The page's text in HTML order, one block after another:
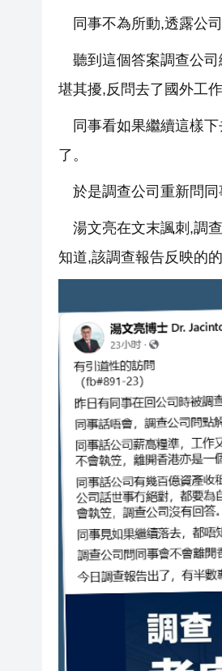
同事不為所動,透露公
聽到這個答案調查公司
堪其擾,反問去了國外工
同事看如果繼續這樣下
了。
於是調查公司重新問同
湯文亮在文末諷刺,調
知道,該調查報告反映的